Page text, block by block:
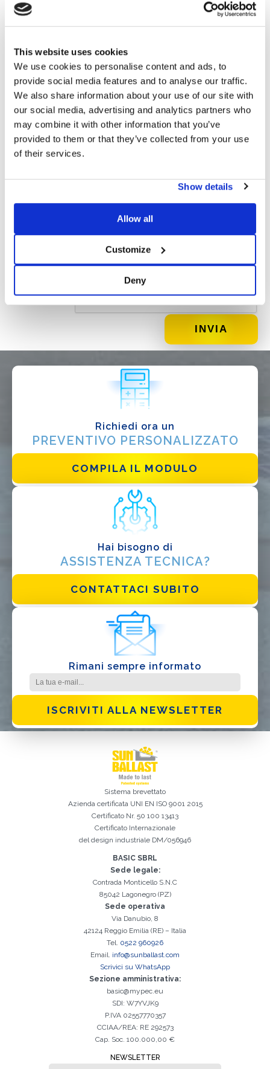
This website uses cookies
We use cookies to personalise content and ads, to
provide social media features and to analyse our traffic.
We also share information about your use of our site with
our social media, advertising and analytics partners who
may combine it with other information that you’ve
provided to them or that they’ve collected from your use
of their services.
Show details
Allow all
Customize
Deny
Privacy*
Autorizzo il trattamento dei miei dati secondo quanto
previsto dalla
Spuntando questa casella accetti di ricevere materiale
Richiedi ora un
PREVENTIVO PERSONALIZZATO
COMPILA IL MODULO
Hai bisogno di
ASSISTENZA TECNICA?
CONTATTACI SUBITO
Rimani sempre informato
ISCRIVITI ALLA NEWSLETTER
Installatore
Progettista
EPC
Altro
Privacy Policy*
Iscrizione effettuata con successo. Verificare la propria casella e-
mail per procedere all'attivazione
Sistema brevettato
Azienda certificata UNI EN ISO 9001 2015
Certificato Nr. 50 100 13413
Certificato Internazionale
del design industriale DM/056946
BASIC SBRL
Sede legale:
Contrada Monticello S.N.C
85042 Lagonegro (PZ)
Sede operativa
Via Danubio, 8
42124 Reggio Emilia (RE) – Italia
Tel. 0522 960926
Email. info@sunballast.com
Scrivici su WhatsApp
Sezione amministrativa:
basic@mypec.eu
SDI: W7YVJK9
P.IVA 02557770357
CCIAA/REA: RE 292573
Cap. Soc. 100.000,00 €
NEWSLETTER